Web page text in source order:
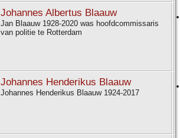
Johannes Albertus Blaauw
Jan Blaauw 1928-2020 was hoofdcommissaris
van politie te Rotterdam
Johannes Henderikus Blaauw
Johannes Henderikus Blaauw 1924-2017